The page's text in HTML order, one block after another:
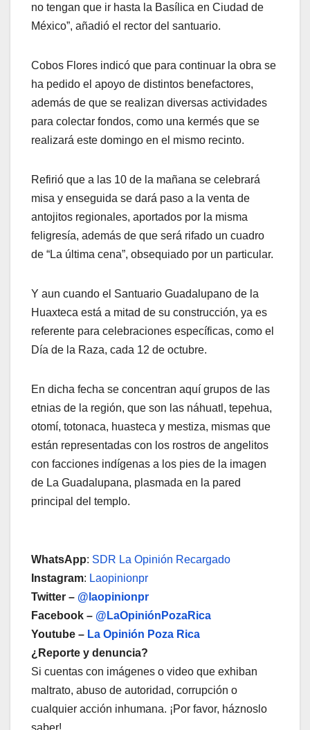
no tengan que ir hasta la Basílica en Ciudad de
México”, añadió el rector del santuario.
Cobos Flores indicó que para continuar la obra se
ha pedido el apoyo de distintos benefactores,
además de que se realizan diversas actividades
para colectar fondos, como una kermés que se
realizará este domingo en el mismo recinto.
Refirió que a las 10 de la mañana se celebrará
misa y enseguida se dará paso a la venta de
antojitos regionales, aportados por la misma
feligresía, además de que será rifado un cuadro
de “La última cena”, obsequiado por un particular.
Y aun cuando el Santuario Guadalupano de la
Huaxteca está a mitad de su construcción, ya es
referente para celebraciones específicas, como el
Día de la Raza, cada 12 de octubre.
En dicha fecha se concentran aquí grupos de las
etnias de la región, que son las náhuatl, tepehua,
otomí, totonaca, huasteca y mestiza, mismas que
están representadas con los rostros de angelitos
con facciones indígenas a los pies de la imagen
de La Guadalupana, plasmada en la pared
principal del templo.
WhatsApp: SDR La Opinión Recargado
Instagram: Laopinionpr
Twitter – @laopinionpr
Facebook – @LaOpiniónPozaRica
Youtube – La Opinión Poza Rica
¿Reporte y denuncia?
Si cuentas con imágenes o video que exhiban
maltrato, abuso de autoridad, corrupción o
cualquier acción inhumana. ¡Por favor, háznoslo
saber!